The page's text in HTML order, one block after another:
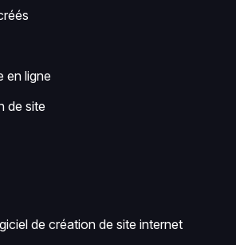
en ligne
de site
de création de site internet